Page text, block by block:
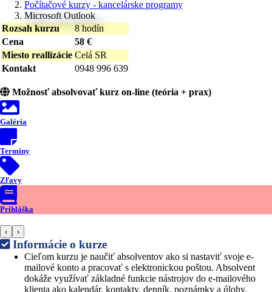
Počítačové kurzy - kancelárske programy
Microsoft Outlook
Rozsah kurzu
8 hodín
Cena
58 €
Miesto reallizácie Celá SR
Kontakt
0948 996 639
Možnosť absolvovať kurz on-line (teória + prax)
Galéria
Termíny
Zľavy
Prihláška
‹ ›
Informácie o kurze
Cieľom kurzu je naučiť absolventov ako si nastaviť svoje e-
mailové konto a pracovať s elektronickou poštou. Absolvent
dokáže využívať základné funkcie nástrojov do e-mailového
klienta ako kalendár, kontakty, denník, poznámky a úlohy.